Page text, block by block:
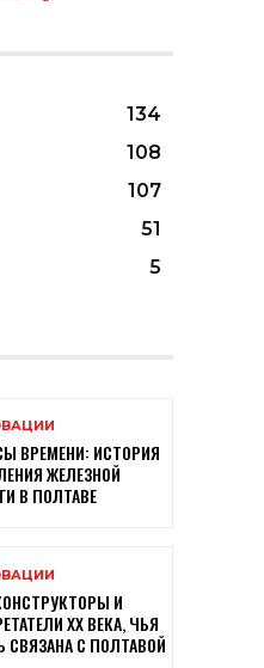
134
108
107
51
5
ВРЕМЕНИ: ИСТОРИЯ
ЖЕЛЕЗНОЙ
В ПОЛТАВЕ
И
XX ВЕКА, ЧЬЯ
СВЯЗАНА С ПОЛТАВОЙ